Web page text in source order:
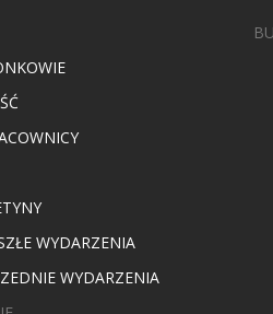
WYDARZENIA
WYDARZENIA